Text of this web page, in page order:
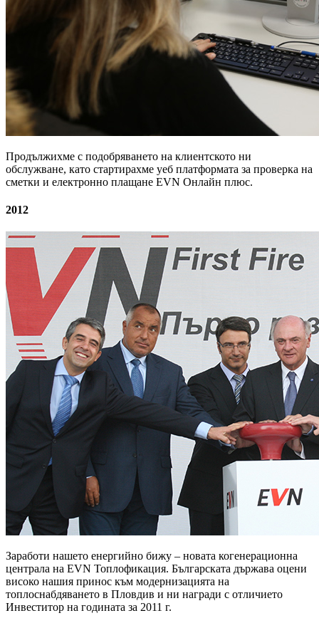
Продължихме с подобряването на клиентското ни
обслужване, като стартирахме уеб платформата за проверка на
сметки и електронно плащане EVN Онлайн плюс.
2012
Заработи нашето енергийно бижу – новата когенерационна
централа на EVN Топлофикация. Българската държава оцени
високо нашия принос към модернизацията на
топлоснабдяването в Пловдив и ни награди с отличието
Инвеститор на годината за 2011 г.